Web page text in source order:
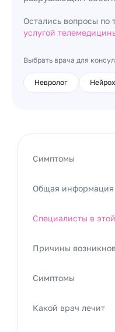
Остались вопросы по
услугой
Выбрать врача для
Невролог
Симптомы
Общая информация
Специалисты в
Причины
Симптомы
Какой врач лечит